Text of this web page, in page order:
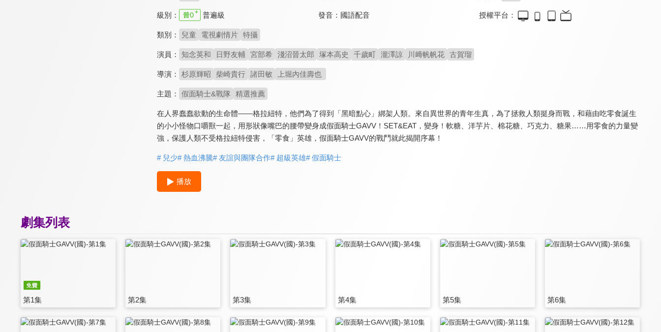
級別： 普遍級 發音： 國語配音 授權平台：
類別： 兒童 電視劇情片 特攝
演員： 知念英和 日野友輔 宮部希 淺沼晉太郎 塚本高史 千歲町 瀧澤諒 川﨑帆帆花 古賀瑠
導演： 杉原輝昭 柴崎貴行 諸田敏 上堀內佳壽也
主題： 假面騎士&戰隊 精選推薦
在人界蠢蠢欲動的生命體——格拉紐特，他們為了得到「黑暗點心」綁架人類。來自異世界的青年生真，為了拯救人類挺身而戰，和藉由吃零食誕生
的小小怪物口嚼獸一起，用形狀像嘴巴的腰帶變身成假面騎士GAVV！SET&EAT，變身！軟糖、洋芋片、棉花糖、巧克力、糖果……用零食的力量變
強，保護人類不受格拉紐特侵害，「零食」英雄，假面騎士GAVV的戰鬥就此揭開序幕！
# 兒少# 熱血沸騰# 友誼與團隊合作# 超級英雄# 假面騎士
播放
劇集列表
第1集 第2集 第3集 第4集 第5集 第6集